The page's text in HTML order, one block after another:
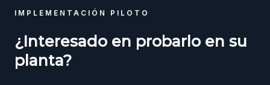
IMPLEMENTACIÓN PILOTO
¿Interesado en probarlo en su
planta?